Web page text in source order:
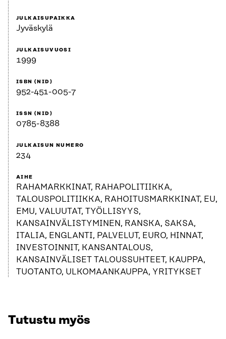
JULKAISUPAIKKA
Jyväskylä
JULKAISUVUOSI
1999
ISBN (NID)
952-451-005-7
ISSN (NID)
0785-8388
JULKAISUN NUMERO
234
AIHE
RAHAMARKKINAT, RAHAPOLITIIKKA,
TALOUSPOLITIIKKA, RAHOITUSMARKKINAT, EU,
EMU, VALUUTAT, TYÖLLISYYS,
KANSAINVÄLISTYMINEN, RANSKA, SAKSA,
ITALIA, ENGLANTI, PALVELUT, EURO, HINNAT,
INVESTOINNIT, KANSANTALOUS,
KANSAINVÄLISET TALOUSSUHTEET, KAUPPA,
TUOTANTO, ULKOMAANKAUPPA, YRITYKSET
Tutustu myös